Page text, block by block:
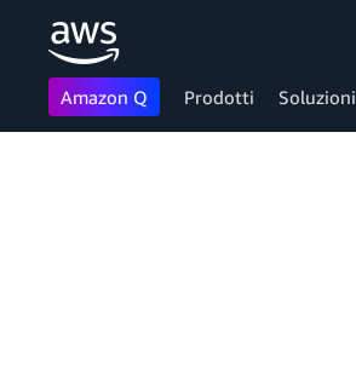
Amazon Q Prodotti Soluzioni